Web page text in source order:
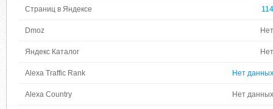
Страниц в Яндексе 114
Dmoz Нет
Яндекс Каталог Нет
Alexa Traffic Rank Нет данных
Alexa Country Нет данных